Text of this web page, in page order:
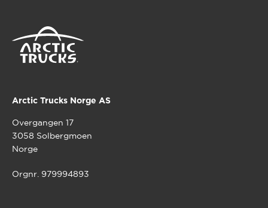
Arctic Trucks Norge AS
Overgangen 17
3058 Solbergmoen
Norge
Orgnr. 979994893